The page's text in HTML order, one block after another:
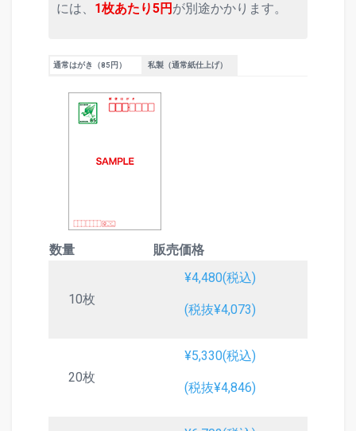
には、 1枚あたり5円 が別途かかります。
通常はがき（85円） 私製（通常紙仕上げ）
数量 販売価格
10枚
¥4,480(税込)
(税抜¥4,073)
20枚
¥5,330(税込)
(税抜¥4,846)